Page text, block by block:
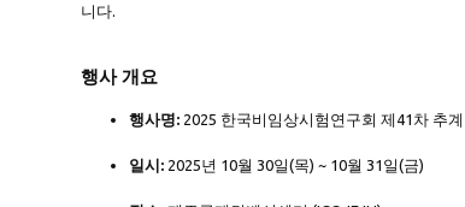
니다.
행사 개요
행사명: 2025 한국비임상시험연구회 제41차 추
일시: 2025년 10월 30일(목) ~ 10월 31일(금)